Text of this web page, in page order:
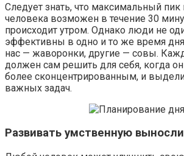
Следует знать, что максимальный
человека возможен в течение 30
происходит утром. Однако люди не
эффективны в одно и то же время
нас — жаворонки, другие — совы.
должен сам решить для себя, когда
более сконцентрированным, и
важных задач.
Развивать умственную